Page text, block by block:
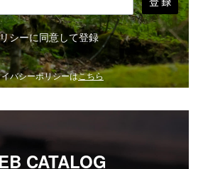
シーに同意して登録
バシーポリシーはこちら
CATALOG